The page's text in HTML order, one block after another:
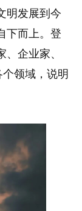
明发展到今
下而上。登
、企业家、
领域，说明